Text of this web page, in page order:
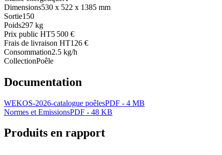
Dimensions530 x 522 x 1385 mm
Sortie150
Poids297 kg
Prix public HT5 500 €
Frais de livraison HT126 €
Consommation2.5 kg/h
CollectionPoêle
Documentation
WEKOS-2026-catalogue poêlesPDF - 4 MB
Normes et EmissionsPDF - 48 KB
Produits en rapport